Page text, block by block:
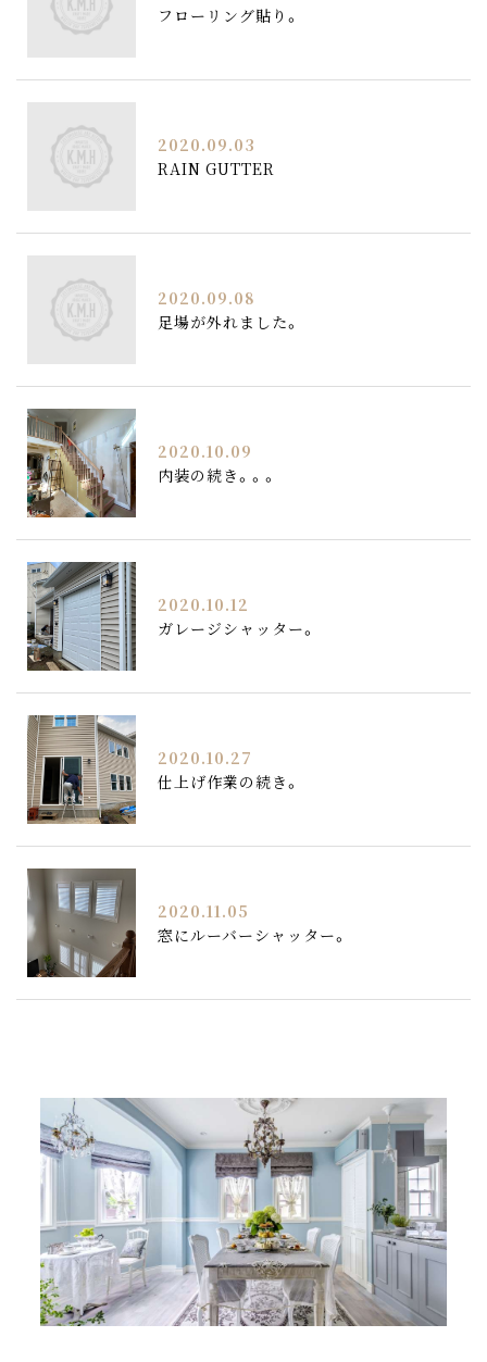
フローリング貼り。
2020.09.03
RAIN GUTTER
2020.09.08
足場が外れました。
2020.10.09
内装の続き。。。
2020.10.12
ガレージシャッター。
2020.10.27
仕上げ作業の続き。
2020.11.05
窓にルーバーシャッター。